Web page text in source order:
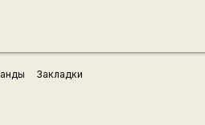
Закладки